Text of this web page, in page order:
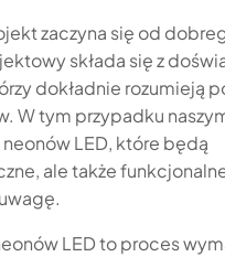
zaczyna się od
składa się z
dokładnie rozumieją
W tym przypadku
LED, które będą
ale także
LED to proces